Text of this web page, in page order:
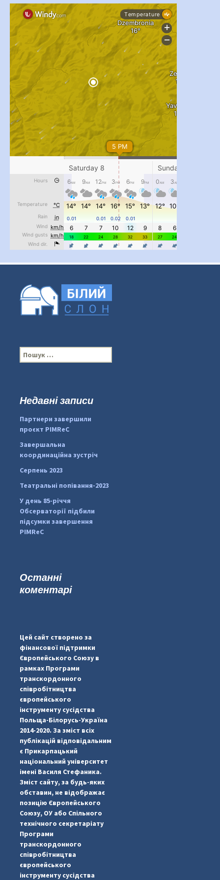
pimrec_project
#PipIvanToday...
pimrec_project
#PipIvanToday
pimrec_project
#PipIvanToday
П
о
:Недавні записи
Партнери завершили
проєкт PIMReC
Завершальна
координаційна зустріч
Серпень 2023
Театральні попівання-2023
У день 85-річчя
Обсерваторії підбили
підсумки завершення
PIMReC
Останні
коментарі
Цей сайт створено за
фінансової підтримки
Європейського Союзу в
рамках Програми
транскордонного
співробітництва
європейського
інструменту сусідства
Польща-Білорусь-Україна
2014-2020. За зміст всіх
публікацій відповідальним
є Прикарпацький
національний університет
імені Василя Стефаника.
Зміст сайту, за будь-яких
обставин, не відображає
позицію Європейського
Союзу, ОУ або Спільного
технічного секретаріату
Програми
транскордонного
співробітництва
європейського
інструменту сусідства